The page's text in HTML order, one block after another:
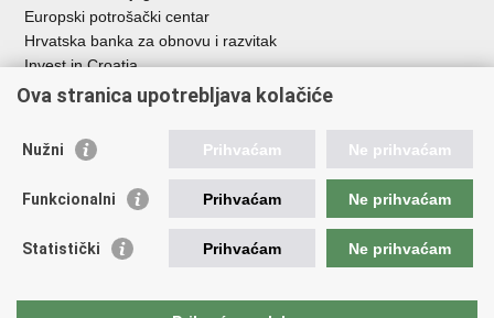
Europski potrošački centar
Hrvatska banka za obnovu i razvitak
Invest in Croatia
Europska banka za obnovu i razvoj
Središnja agencija za financiranje i ugovaranje
Institucije i javne ustanove u nadležnosti
Ministarstva
Agencija za ugljikovodike
Ova stranica upotrebljava kolačiće
Nužni Prihvaćam Ne prihvaćam
Funkcionalni Prihvaćam Ne prihvaćam
Statistički Prihvaćam Ne prihvaćam